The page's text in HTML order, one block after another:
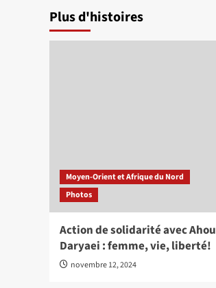
Plus d'histoires
Moyen-Orient et Afrique du Nord
Photos
Action de solidarité avec Ahou
Daryaei : femme, vie, liberté!
novembre 12, 2024